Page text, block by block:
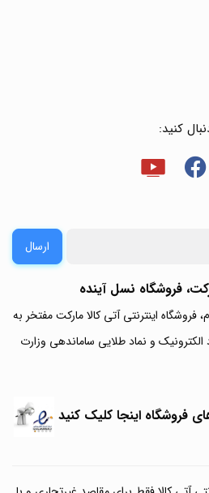
کنید:
ارسال
فروشگاه نسل آینده
اینترنتی آتی کالا مارکت مفتخر به
الکترونیک و نماد طلایی ساماندهی وزارت
فروشگاه اینجا کلیک کنید